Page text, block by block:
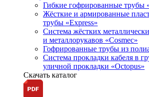
Гибкие гофрированные трубы
Жёсткие и армированные
трубы «Express»
Система жёстких
и металлорукавов «Cosmec»
Гофрированные трубы из
Система прокладки кабеля в
уличной прокладки «Octopus»
Скачать каталог